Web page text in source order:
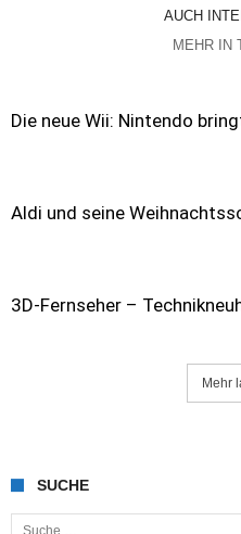
AUCH
MEHR IN
Die neue Wii: Nintendo
Aldi und seine
3D-Fernseher –
Mehr
SUCHE
Suche nach: